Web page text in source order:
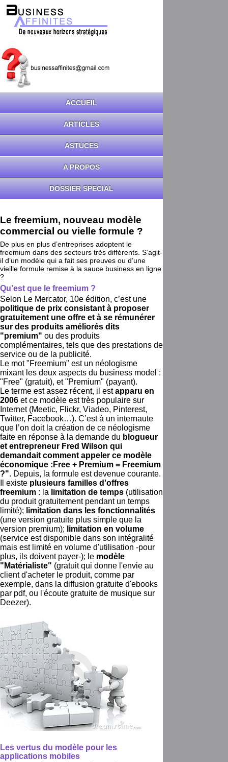
ACCUEIL
ARTICLES
ASTUCES
A PROPOS
DOSSIER SPECIAL
Le freemium, nouveau modèle
commercial ou vielle formule ?
De plus en plus d’entreprises adoptent le
freemium dans des secteurs très différents. S’agit-
il d’un modèle qui a fait ses preuves ou d’une
vieille formule remise à la sauce business en ligne
?
Qu’est que le freemium ?
Selon Le Mercator, 10e édition, c’est une
politique de prix consistant à proposer
gratuitement une offre et à se rémunérer
sur des produits améliorés dits
"premium" ou des produits
complémentaires, tels que des prestations de
service ou de la publicité.
Le mot "Freemium" est un néologisme
mixant les deux aspects du business model :
"Free" (gratuit), et "Premium" (payant).
Le terme est assez récent, il estapparu en
2006 et ce modèle est très populaire sur
Internet (Meetic, Flickr, Viadeo, Pinterest,
Twitter, Facebook…). C’est à un internaute
que l’on doit la création de ce néologisme
faite en réponse à la demande du blogueur
et entrepreneur Fred Wilson qui
demandait comment appeler ce modèle
économique :Free + Premium = Freemium
?". Depuis, la formule est devenue courante.
Il existe plusieurs familles d'offres
freemium : la limitation de temps (utilisation
du produit gratuitement pendant un temps
limité); limitation dans les fonctionnalités
(une version gratuite plus simple que la
version premium); limitation en volume
(service est disponible dans son intégralité
mais est limité en volume d'utilisation -pour
plus, ils doivent payer-); le modèle
"Matérialiste" (gratuit qui donne l'envie au
client d'acheter le produit, comme par
exemple, dans la diffusion gratuite d'ebooks
par pdf, ou l'écoute gratuite de musique sur
Deezer).
Les vertus du modèle pour les
applications mobiles